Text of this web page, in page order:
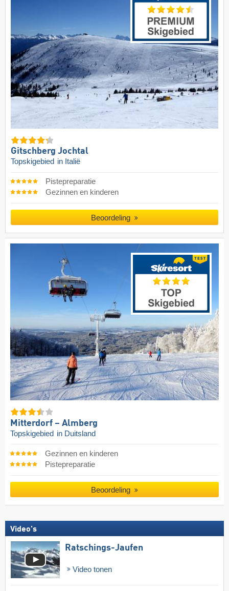
Gitschberg Jochtal
Topskigebied in Italië
Pistepreparatie
Gezinnen en kinderen
Beoordeling
Mitterdorf – Almberg
Topskigebied in Duitsland
Gezinnen en kinderen
Pistepreparatie
Beoordeling
Video's
Ratschings-Jaufen
Video tonen